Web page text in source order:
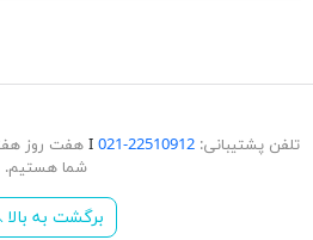
تلفن پشتیبانی: 22510912-021
شما هستیم.
برگشت به بالا